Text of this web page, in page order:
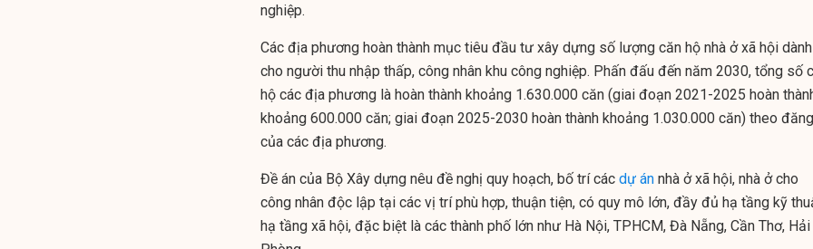
nghiệp.
Các địa phương hoàn thành mục tiêu đầu tư xây dựng số lượng căn hộ nhà ở xã hội dành
cho người thu nhập thấp, công nhân khu công nghiệp. Phấn đấu đến năm 2030, tổng số
hộ các địa phương là hoàn thành khoảng 1.630.000 căn (giai đoạn 2021-2025 hoàn
khoảng 600.000 căn; giai đoạn 2025-2030 hoàn thành khoảng 1.030.000 căn) theo
của các địa phương.
Đề án của Bộ Xây dựng nêu đề nghị quy hoạch, bố trí các dự án nhà ở xã hội, nhà ở cho
công nhân độc lập tại các vị trí phù hợp, thuận tiện, có quy mô lớn, đầy đủ hạ tầng kỹ
hạ tầng xã hội, đặc biệt là các thành phố lớn như Hà Nội, TPHCM, Đà Nẵng, Cần Thơ, Hải